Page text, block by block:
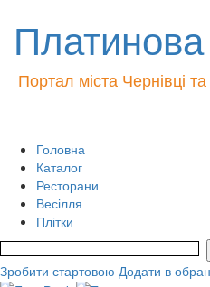
Портал міста Чернівці
Головна
Каталог
Ресторани
Весілля
Плітки
Зробити стартовою Додати в